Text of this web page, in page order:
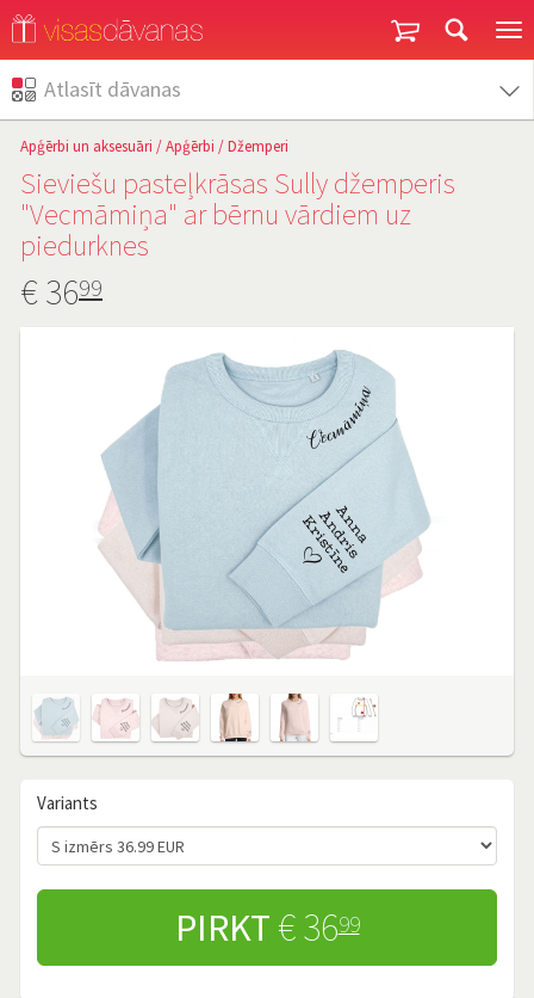
Atlasīt dāvanas
Apģērbi un aksesuāri /Apģērbi /Džemperi
Sieviešu pasteļkrāsas Sully džemperis
"Vecmāmiņa" ar bērnu vārdiem uz
piedurknes
€3699
Variants
PIRKT € 3699